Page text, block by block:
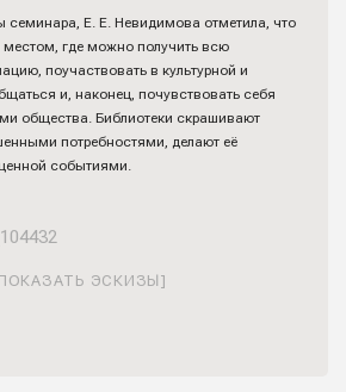
семинара, Е. Е. Невидимова отметила, что
местом, где можно получить всю
поучаствовать в культурной и
и, наконец, почувствовать себя
общества. Библиотеки скрашивают
потребностями, делают её
событиями.
ЭСКИЗЫ]